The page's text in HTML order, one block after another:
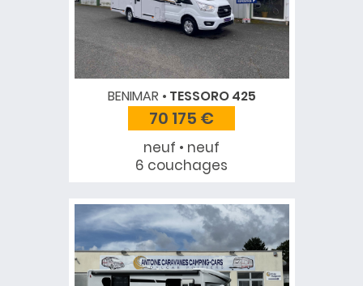
BENIMAR TESSORO 425
70 175 €
neuf • neuf
6 couchages